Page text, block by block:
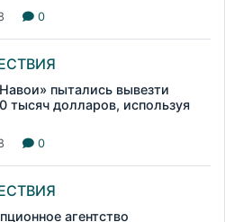
0
пытались вывезти
тысяч долларов, используя
0
агентство